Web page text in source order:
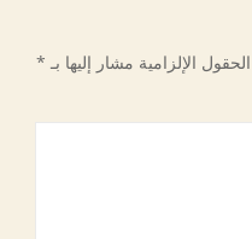
الحقول الإلزامية مشار إليها بـ *